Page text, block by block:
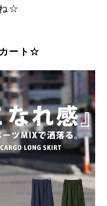
☆
ート☆